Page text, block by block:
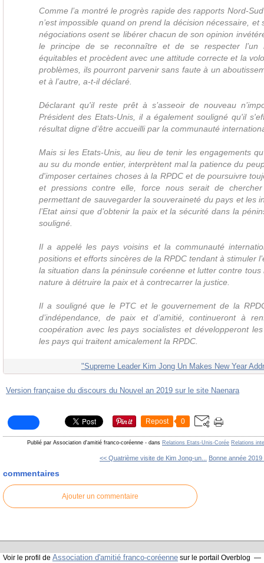
Comme l’a montré le progrès rapide des rapports Nord-
n’est impossible quand on prend la décision nécessaire, et
négociations osent se libérer chacun de son opinion
le principe de se reconnaître et de se respecter l’un
équitables et procèdent avec une attitude correcte et la
problèmes, ils pourront parvenir sans faute à un
et à l’autre, a-t-il déclaré.
Déclarant qu'il reste prêt à s’asseoir de nouveau
Président des Etats-Unis, il a également souligné qu'il
résultat digne d’être accueilli par la communauté
Mais si les Etats-Unis, au lieu de tenir les engagements
au su du monde entier, interprètent mal la patience du
d'imposer certaines choses à la RPDC et de poursuivre
et pressions contre elle, force nous serait de
permettant de sauvegarder la souveraineté du pays et les
l’Etat ainsi que d’obtenir la paix et la sécurité dans la
souligné.
Il a appelé les pays voisins et la communauté
positions et efforts sincères de la RPDC tendant à stimuler
la situation dans la péninsule coréenne et lutter contre
nature à détruire la paix et à contrecarrer la justice.
Il a souligné que le PTC et le gouvernement de la
d’indépendance, de paix et d’amitié, continueront à
coopération avec les pays socialistes et développeront
les pays qui traitent amicalement la RPDC.
"Supreme Leader Kim Jong Un Makes New Year
Version française du discours du Nouvel an 2019 sur le site Naenara
Repost 0
Publié par Association d'amitié franco-coréenne - dans Relations Etats-Unis-Corée Relations
<< Quatrième visite de Kim Jong-un... Bonne année 2019
commentaires
Ajouter un commentaire
Voir le profil de Association d'amitié franco-coréenne sur le portail Overblog